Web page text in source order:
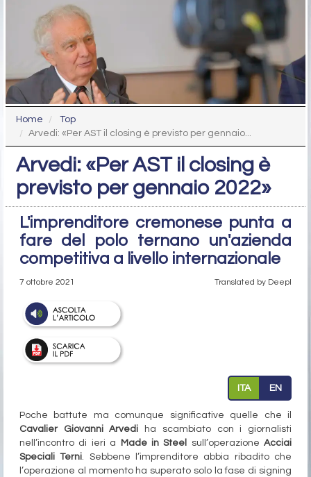
Home
Top
Arvedi: «Per AST il closing è previsto per gennaio...
Arvedi: «Per AST il closing è
previsto per gennaio 2022»
L'imprenditore cremonese punta a
fare del polo ternano un'azienda
competitiva a livello internazionale
7 ottobre 2021 Translated by Deepl
ITA EN
Poche battute ma comunque significative quelle che il
Cavalier Giovanni Arvedi ha scambiato con i giornalisti
nell’incontro di ieri a
Made in Steel sull’operazione Acciai
Speciali Terni. Sebbene l’imprenditore abbia ribadito che
l’operazione al momento ha superato solo la fase di signing